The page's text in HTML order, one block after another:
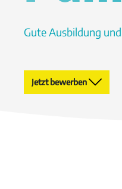
Gute Ausbildung
Jetzt bewerben